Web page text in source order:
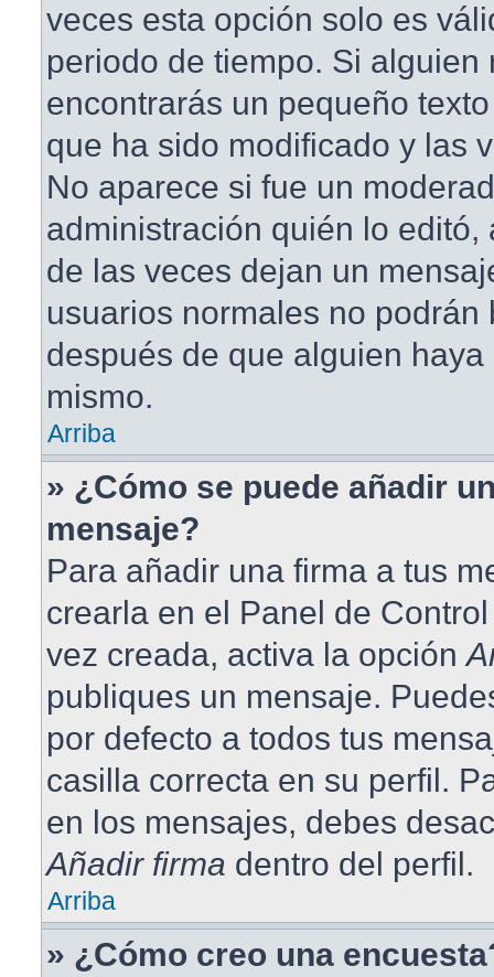
veces esta opción solo es
periodo de tiempo. Si alguien
encontrarás un pequeño
que ha sido modificado y las
No aparece si fue un
administración quién lo editó,
de las veces dejan un
usuarios normales no podrán
después de que alguien
mismo.
Arriba
» ¿Cómo se puede añadir
mensaje?
Para añadir una firma a tus
crearla en el Panel de
vez creada, activa la opción
publiques un mensaje.
por defecto a todos tus
casilla correcta en su perfil.
en los mensajes, debes
Añadir firma dentro del perfil.
Arriba
» ¿Cómo creo una